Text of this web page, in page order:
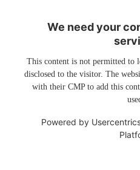
We need your
This content is not permitted to
disclosed to the visitor. The
with their CMP to add this
Powered by